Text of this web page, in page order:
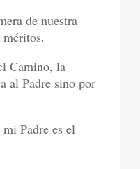
de nuestra
Camino, la
al Padre sino por
Padre es el